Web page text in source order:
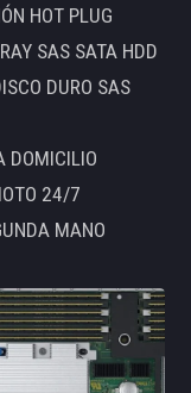
HOT PLUG
SAS SATA HDD
DURO SAS
DOMICILIO
24/7
MANO